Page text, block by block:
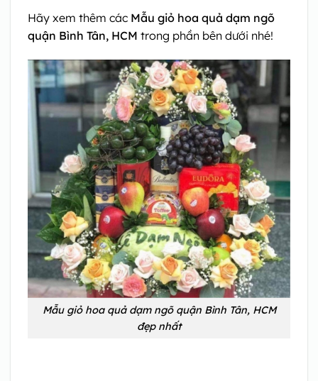
Hãy xem thêm các Mẫu giỏ hoa quả dạm ngõ
quận Bình Tân, HCM trong phần bên dưới nhé!
Mẫu giỏ hoa quả dạm ngõ quận Bình Tân, HCM
đẹp nhất